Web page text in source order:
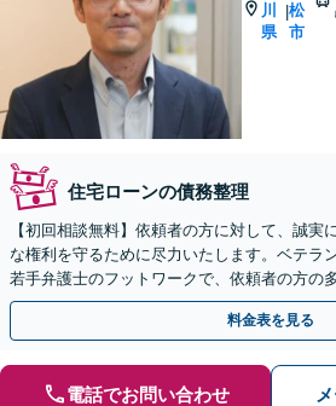
川
県
|松
市
住宅ローンの債務整理
【初回相談無料】依頼者の方に対して、誠実
な権利を守るために尽力いたします。ベテラ
若手弁護士のフットワークで、依頼者の方の
す。
料金表を見る
電話でお問い合わせ